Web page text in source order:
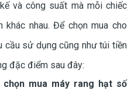
và công suất mà mỗi chiếc
khác nhau. Để chọn mua cho
cầu sử dụng cũng như túi tiền
đặc điểm sau đây:
mua máy rang hạt số